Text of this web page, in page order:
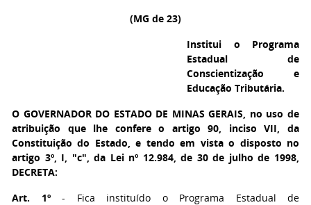
(MG de 23)
Institui o Programa
Estadual de
Conscientização e
Educação Tributária.
O GOVERNADOR DO ESTADO DE MINAS GERAIS, no uso de
atribuição que lhe confere o artigo 90, inciso VII, da
Constituição do Estado, e tendo em vista o disposto no
artigo 3º, I, "c", da Lei nº 12.984, de 30 de julho de 1998,
DECRETA:
Art. 1º- Fica instituído o Programa Estadual de